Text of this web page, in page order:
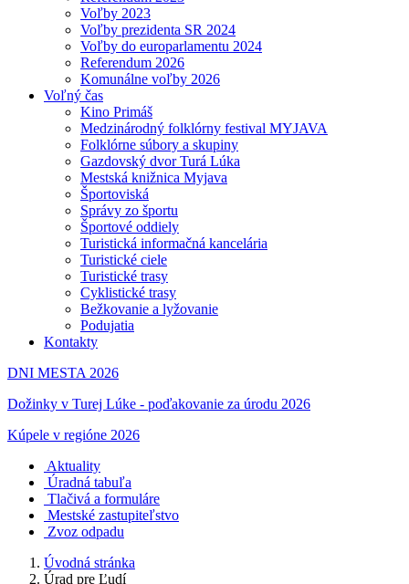
Voľby 2023
Voľby prezidenta SR 2024
Voľby do europarlamentu 2024
Referendum 2026
Komunálne voľby 2026
Voľný čas
Kino Primáš
Medzinárodný folklórny festival MYJAVA
Folklórne súbory a skupiny
Gazdovský dvor Turá Lúka
Mestská knižnica Myjava
Športoviská
Správy zo športu
Športové oddiely
Turistická informačná kancelária
Turistické ciele
Turistické trasy
Cyklistické trasy
Bežkovanie a lyžovanie
Podujatia
Kontakty
DNI MESTA 2026
Dožinky v Turej Lúke - poďakovanie za úrodu 2026
Kúpele v regióne 2026
Aktuality
Úradná tabuľa
Tlačivá a formuláre
Mestské zastupiteľstvo
Zvoz odpadu
Úvodná stránka
Úrad pre Ľudí